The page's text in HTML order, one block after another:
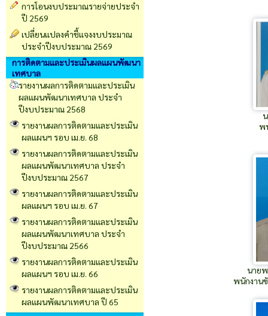
การโอนงบประมาณรายจ่ายประจำ
ปี 2569
เปลี่ยนเเปลงคำชี้เเจงงบประมาณ
ประจำปีงบประมาณ 2569
การติดตามและประเมินผลแผนพัฒนา
เทศบาล
รายงานผลการติดตามและประเมิน
ผลแผนพัฒนาเทศบาล ประจำ
ปีงบประมาณ 2568
รายงานผลการติดตามและประเมิน
ผลแผนฯ รอบ เม.ย. 68
รายงานผลการติดตามและประเมิน
ผลแผนพัฒนาเทศบาล ประจำ
ปีงบประมาณ 2567
รายงานผลการติดตามและประเมิน
ผลแผนฯ รอบ เม.ย. 67
รายงานผลการติดตามและประเมิน
ผลแผนพัฒนาเทศบาล ประจำ
ปีงบประมาณ 2566
รายงานผลการติดตามและประเมิน
ผลแผนฯ รอบ เม.ย. 66
รายงานผลการติดตามและประเมิน
ผลแผนพัฒนาเทศบาล ปี 65
พ
นาย
พนักงาน